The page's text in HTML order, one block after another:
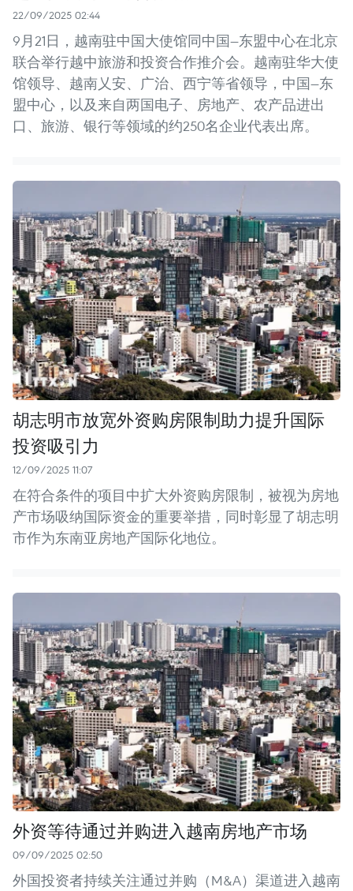
22/09/2025 02:44
9月21日，越南驻中国大使馆同中国—东盟中心在北京
联合举行越中旅游和投资合作推介会。越南驻华大使
馆领导、越南乂安、广治、西宁等省领导，中国—东
盟中心，以及来自两国电子、房地产、农产品进出
口、旅游、银行等领域的约250名企业代表出席。
胡志明市放宽外资购房限制助力提升国际
投资吸引力
12/09/2025 11:07
在符合条件的项目中扩大外资购房限制，被视为房地
产市场吸纳国际资金的重要举措，同时彰显了胡志明
市作为东南亚房地产国际化地位。
外资等待通过并购进入越南房地产市场
09/09/2025 02:50
外国投资者持续关注通过并购（M&A）渠道进入越南